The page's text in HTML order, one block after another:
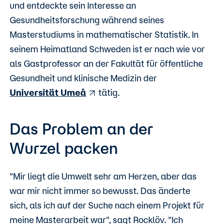
und entdeckte sein Interesse an
Gesundheitsforschung während seines
Masterstudiums in mathematischer Statistik. In
seinem Heimatland Schweden ist er nach wie vor
als Gastprofessor an der Fakultät für öffentliche
Gesundheit und klinische Medizin der
Universität Umeå
tätig.
Das Problem an der
Wurzel packen
"Mir liegt die Umwelt sehr am Herzen, aber das
war mir nicht immer so bewusst. Das änderte
sich, als ich auf der Suche nach einem Projekt für
meine Masterarbeit war", sagt Rocklöv. "Ich